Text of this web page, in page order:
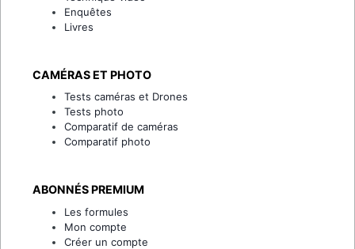
Enquêtes
Livres
CAMÉRAS ET PHOTO
Tests caméras et Drones
Tests photo
Comparatif de caméras
Comparatif photo
ABONNÉS PREMIUM
Les formules
Mon compte
Créer un compte